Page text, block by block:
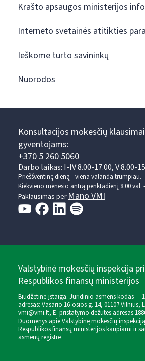
Krašto apsaugos ministerijos
Interneto svetainės atitikties
Ieškome turto savininkų
Nuorodos
Konsultacijos mokesčių
gyventojams:
+370 5 260 5060
Darbo laikas: I-IV 8.00-17.00, V 8.00-
Prieššventinę dieną - viena valanda trumpiau.
Kiekvieno mėnesio antrą penktadienį 8.00 val.
Paklausimas perMano VMI
Valstybinė mokesčių inspekcija
Respublikos finansų ministerijos
Biudžetinė įstaiga. Juridinio asmens kodas —
adresas: Vasario 16-osios g. 14, 01107 Vilnius,
vmi@vmi.lt, E. pristatymo dėžutės adresas
Duomenys apie Valstybinę mokesčių
Respublikos finansų ministerijos kaupiami ir
asmenų registre